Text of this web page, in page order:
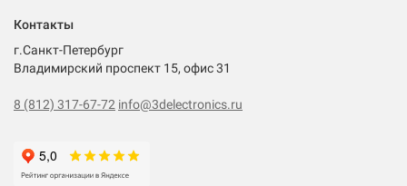
Контакты
г.Санкт-Петербург
Владимирский проспект 15, офис 31
8 (812) 317-67-72 info@3delectronics.ru